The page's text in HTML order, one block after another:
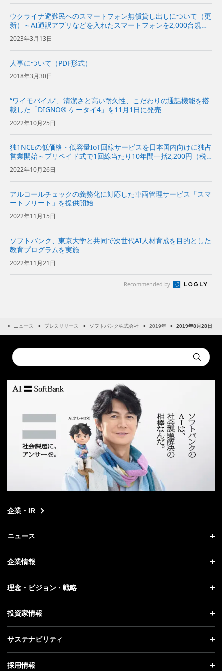
ウクライナ避難民へのスマートフォン無償貸し出しについて（更
新）～AI通訳アプリなどを入れたスマートフォンを2,000台規模
提供～
2023年3月13日
人事について（PDF形式）
2018年3月30日
“ワイモバイル”、清潔さと高い耐久性、こだわりの通話機能を搭
載した「DIGNO® ケータイ4」を11月1日に発売
2022年10月25日
独1NCEの低価格・低容量IoT回線サービスを日本国内向けに独占
営業開始～プリペイド式で1回線当たり10年間一括2,200円（税
込／500MBまで）で提供～
2022年10月26日
アルコールチェックの義務化に対応した車両管理サービス「スマ
ートフリート」を提供開始
2022年11月15日
ソフトバンク、東京大学と共同で次世代AI人材育成を目的とした
教育プログラムを実施
2022年11月21日
Recommended by
ニュース プレスリリース ソフトバンク株式会社 2019年 2019年8月28日
Conduct
a
Submit
企業・IR
ニュース
ニュース トップ
プレスリリース
更新情報
記者説明会
企業情報
企業情報 トップ
社長メッセージ
事業紹介
ガバナンス
理念・ビジョン・戦略
理念・ビジョン・戦略 トップ
成長戦略「Activate AI for Society」
投資家情報
投資家情報 トップ
経営方針
サステナビリティ
サステナビリティ トップ
採用情報